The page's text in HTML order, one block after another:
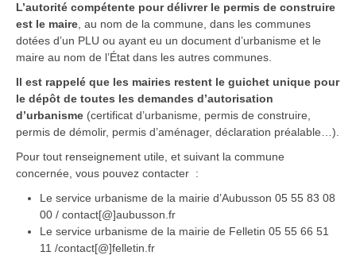
L’autorité compétente pour délivrer le permis de construire
est le maire, au nom de la commune, dans les communes
dotées d’un PLU ou ayant eu un document d’urbanisme et le
maire au nom de l’État dans les autres communes.
Il est rappelé que les mairies restent le guichet unique pour
le dépôt de toutes les demandes d’autorisation
d’urbanisme (certificat d’urbanisme, permis de construire,
permis de démolir, permis d’aménager, déclaration préalable…).
Pour tout renseignement utile, et suivant la commune
concernée, vous pouvez contacter :
Le service urbanisme de la mairie d’Aubusson 05 55 83 08
00 / contact[@]aubusson.fr
Le service urbanisme de la mairie de Felletin 05 55 66 51
11 /contact[@]felletin.fr